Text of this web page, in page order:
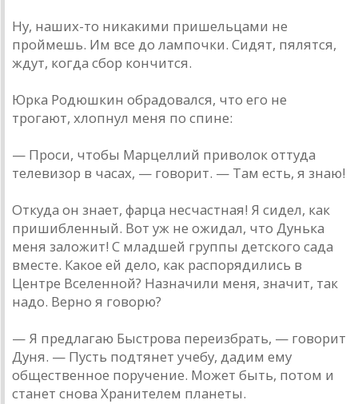
Ну, наших-то никакими пришельцами не
проймешь. Им все до лампочки. Сидят, пялятся,
ждут, когда сбор кончится.
Юрка Родюшкин обрадовался, что его не
трогают, хлопнул меня по спине:
— Проси, чтобы Марцеллий приволок оттуда
телевизор в часах, — говорит. — Там есть, я знаю!
Откуда он знает, фарца несчастная! Я сидел, как
пришибленный. Вот уж не ожидал, что Дунька
меня заложит! С младшей группы детского сада
вместе. Какое ей дело, как распорядились в
Центре Вселенной? Назначили меня, значит, так
надо. Верно я говорю?
— Я предлагаю Быстрова переизбрать, — говорит
Дуня. — Пусть подтянет учебу, дадим ему
общественное поручение. Может быть, потом и
станет снова Хранителем планеты.